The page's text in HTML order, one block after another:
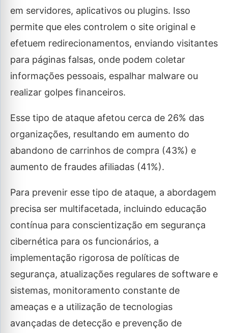
em servidores, aplicativos ou plugins. Isso
permite que eles controlem o site original e
efetuem redirecionamentos, enviando visitantes
para páginas falsas, onde podem coletar
informações pessoais, espalhar malware ou
realizar golpes financeiros.
Esse tipo de ataque afetou cerca de 26% das
organizações, resultando em aumento do
abandono de carrinhos de compra (43%) e
aumento de fraudes afiliadas (41%).
Para prevenir esse tipo de ataque, a abordagem
precisa ser multifacetada, incluindo educação
contínua para conscientização em segurança
cibernética para os funcionários, a
implementação rigorosa de políticas de
segurança, atualizações regulares de software e
sistemas, monitoramento constante de
ameaças e a utilização de tecnologias
avançadas de detecção e prevenção de